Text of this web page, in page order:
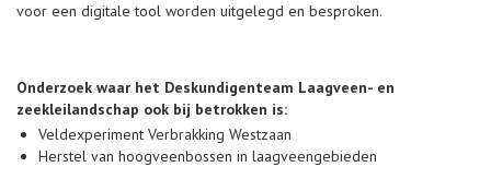
voor een digitale tool worden uitgelegd en besproken.
Onderzoek waar het Deskundigenteam Laagveen- en
zeekleilandschap ook bij betrokken is:
Veldexperiment Verbrakking Westzaan
Herstel van hoogveenbossen in laagveengebieden